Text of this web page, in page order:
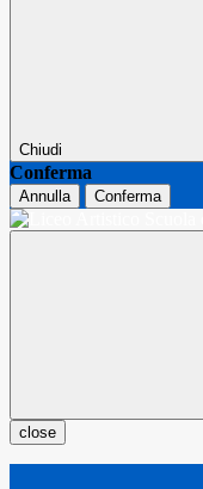
Chiudi
Conferma
Annulla Conferma
close